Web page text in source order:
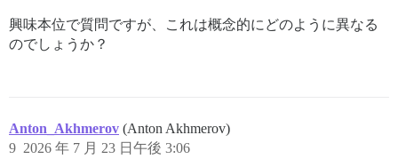
興味本位で質問ですが、これは概念的にどのように異なる
のでしょうか？
Anton_Akhmerov (Anton Akhmerov)
2026 年 7 月 23 日午後 3:06
9